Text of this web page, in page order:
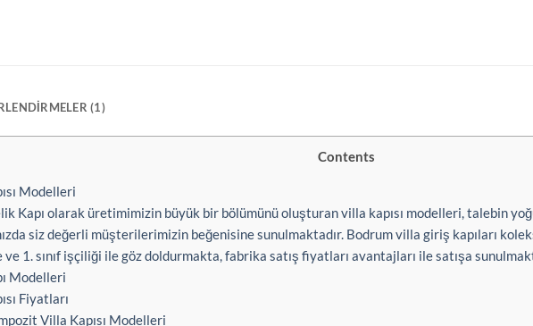
(1)
Contents
Modelleri
Kapı olarak üretimimizin büyük bir bölümünü oluşturan villa kapısı modelleri, talebin
siz değerli müşterilerimizin beğenisine sunulmaktadır. Bodrum villa giriş kapıları
ve 1. sınıf işçiliği ile göz doldurmakta, fabrika satış fiyatları avantajları ile satışa
Modelleri
Fiyatları
Villa Kapısı Modelleri